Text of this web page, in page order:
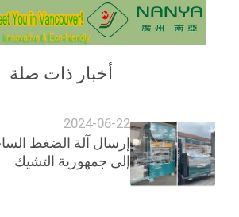
المعمل
الجودة
اتصل
أخبار ذات صلة
2024-06-22
إلى جمهورية التشيك